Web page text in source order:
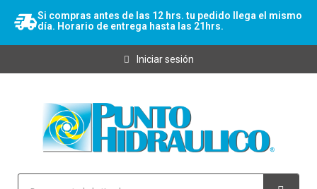
Si compras antes de las 12 hrs. tu pedido llega el mismo
día. Horario de entrega hasta las 21hrs.
Iniciar sesión